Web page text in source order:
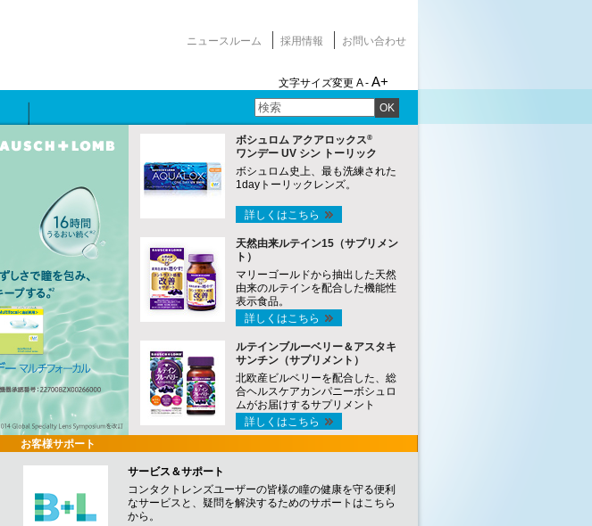
ニュースルーム 採用情報 お問い合わせ
文字サイズ変更 A - A+
OK
ボシュロム アクアロックス®
ワンデー UV シン トーリック
ボシュロム史上、最も洗練された
1dayトーリックレンズ。
詳しくはこちら
天然由来ルテイン15（サプリメン
ト）
マリーゴールドから抽出した天然
由来のルテインを配合した機能性
表示食品。
詳しくはこちら
ルテインブルーベリー＆アスタキ
サンチン（サプリメント）
北欧産ビルベリーを配合した、総
合ヘルスケアカンパニーボシュロ
ムがお届けするサプリメント
詳しくはこちら
お客様サポート
サービス＆サポート
コンタクトレンズユーザーの皆様の瞳の健康を守る便利
なサービスと、疑問を解決するためのサポートはこちら
から。